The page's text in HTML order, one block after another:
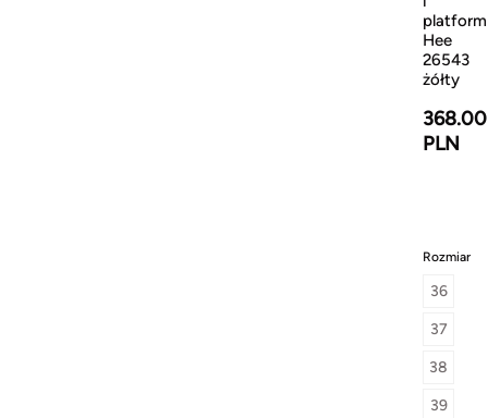
Hee
26543
żółty
368.00
PLN
Rozmiar
36
37
38
39